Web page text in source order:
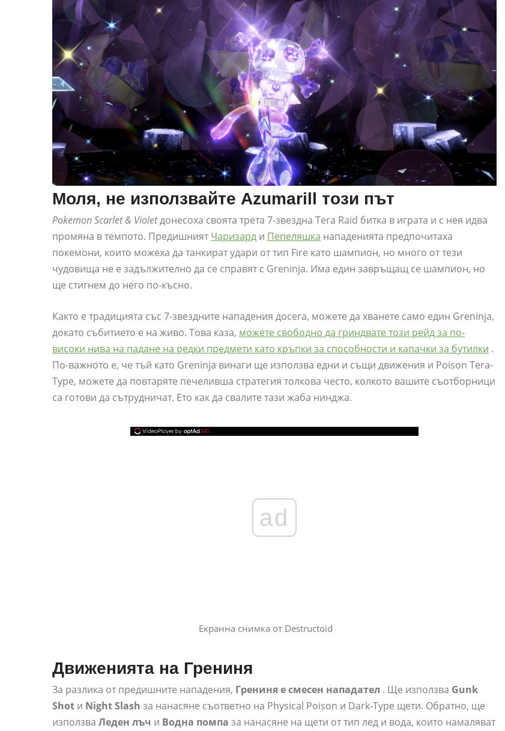
Моля, не използвайте Azumarill този път
Pokemon Scarlet & Violetдонесоха своята трета 7-звездна Tera Raid битка в играта и с нея идва
промяна в темпото. Предишният Чаризард и Пепеляшка нападенията предпочитаха
покемони, които можеха да танкират удари от тип Fire като шампион, но много от тези
чудовища не е задължително да се справят с Greninja. Има един завръщащ се шампион, но
ще стигнем до него по-късно.
Както е традицията със 7-звездните нападения досега, можете да хванете само един Greninja,
докато събитието е на живо. Това каза, можете свободно да гриндвате този рейд за по-
високи нива на падане на редки предмети като кръпки за способности и капачки за бутилки .
По-важното е, че тъй като Greninja винаги ще използва едни и същи движения и Poison Tera-
Type, можете да повтаряте печеливша стратегия толкова често, колкото вашите съотборници
са готови да сътрудничат. Ето как да свалите тази жаба нинджа.
ad
Екранна снимка от Destructoid
Движенията на Грениня
За разлика от предишните нападения, Грениня е смесен нападател . Ще използва Gunk
Shot и Night Slash за нанасяне съответно на Physical Poison и Dark-Type щети. Обратно, ще
използва Леден лъч и Водна помпа за нанасяне на щети от тип лед и вода, които намаляват